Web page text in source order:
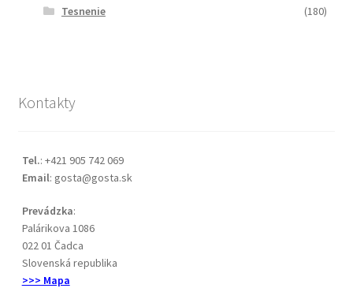
Tesnenie
(180)
Kontakty
Tel.: +421 905 742 069
Email: gosta@gosta.sk
Prevádzka:
Palárikova 1086
022 01 Čadca
Slovenská republika
>>> Mapa